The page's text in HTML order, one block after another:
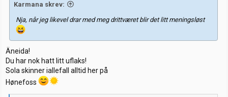
Karmana skrev:
Nja, når jeg likevel drar med meg drittværet blir det litt meningsløst
Äneida!
Du har nok hatt litt uflaks!
Sola skinner iallefall alltid her på
Hønefoss